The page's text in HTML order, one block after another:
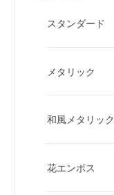
スタンダード
メタリック
和風メタリック
花エンボス